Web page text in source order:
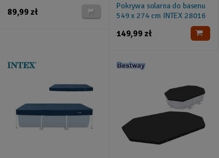
89,99 zł
Pokrywa solarna do basenu
549 x 274 cm INTEX 28016
149,99 zł